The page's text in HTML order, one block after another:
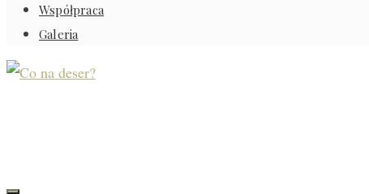
Współpraca
Galeria